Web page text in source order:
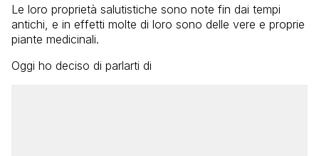
Le loro proprietà salutistiche sono note fin dai tempi
antichi, e in effetti molte di loro sono delle vere e proprie
piante medicinali.
Oggi ho deciso di parlarti di